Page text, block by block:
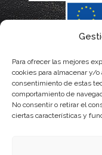
Para ofrecer las mejores
cookies para almacenar y/
consentimiento de estas
comportamiento de
No consentir o retirar el
ciertas características y
La gestión de la
Regulador es